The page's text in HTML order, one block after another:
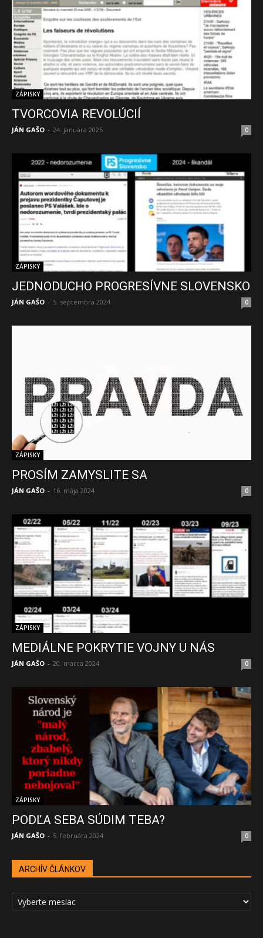
ZÁPISKY
TVORCOVIA REVOLÚCIÍ
JÁN GAŠO - 24. januára 2025 0
ZÁPISKY
JEDNODUCHO PROGRESÍVNE SLOVENSKO
JÁN GAŠO - 5. septembra 2024 0
ZÁPISKY
PROSÍM ZAMYSLITE SA
JÁN GAŠO - 16. mája 2024 0
ZÁPISKY
MEDIÁLNE POKRYTIE VOJNY U NÁS
JÁN GAŠO - 20. marca 2024 0
ZÁPISKY
PODĽA SEBA SÚDIM TEBA?
JÁN GAŠO - 5. februára 2024 0
ARCHÍV ČLÁNKOV
ARCHÍV
ČLÁNKOV